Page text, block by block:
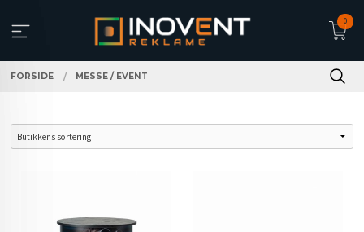
innholdet
0
FORSIDE MESSE / EVENT